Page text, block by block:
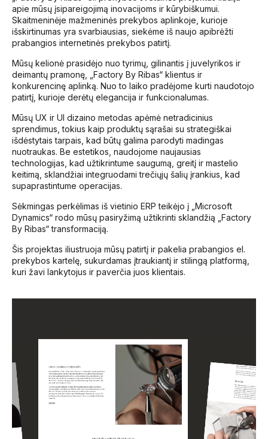
apie mūsų įsipareigojimą inovacijoms ir kūrybiškumui.
Skaitmeninėje mažmeninės prekybos aplinkoje, kurioje
išskirtinumas yra svarbiausias, siekėme iš naujo apibrėžti
prabangios internetinės prekybos patirtį.
Mūsų kelionė prasidėjo nuo tyrimų, gilinantis į juvelyrikos ir
deimantų pramonę, „Factory By Ribas“ klientus ir
konkurencinę aplinką. Nuo to laiko pradėjome kurti naudotojo
patirtį, kurioje derėtų elegancija ir funkcionalumas.
Mūsų UX ir UI dizaino metodas apėmė netradicinius
sprendimus, tokius kaip produktų sąrašai su strategiškai
išdėstytais tarpais, kad būtų galima parodyti madingas
nuotraukas. Be estetikos, naudojome naujausias
technologijas, kad užtikrintume saugumą, greitį ir mastelio
keitimą, sklandžiai integruodami trečiųjų šalių įrankius, kad
supaprastintume operacijas.
Sėkmingas perkėlimas iš vietinio ERP teikėjo į „Microsoft
Dynamics“ rodo mūsų pasiryžimą užtikrinti sklandžią „Factory
By Ribas“ transformaciją.
Šis projektas iliustruoja mūsų patirtį ir pakelia prabangios el.
prekybos kartelę, sukurdamas įtraukiantį ir stilingą platformą,
kuri žavi lankytojus ir paverčia juos klientais.